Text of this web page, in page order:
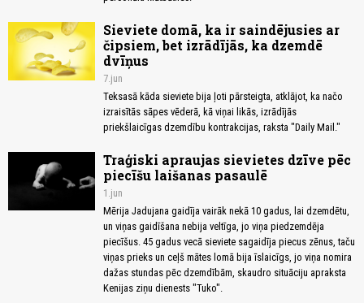
Sieviete domā, ka ir saindējusies ar
čipsiem, bet izrādījās, ka dzemdē
dvīņus
7.jun
Teksasā kāda sieviete bija ļoti pārsteigta, atklājot, ka načo
izraisītās sāpes vēderā, kā viņai likās, izrādījās
priekšlaicīgas dzemdību kontrakcijas, raksta "Daily Mail."
Traģiski apraujas sievietes dzīve pēc
piecīšu laišanas pasaulē
1.jun
Mērija Jadujana gaidīja vairāk nekā 10 gadus, lai dzemdētu,
un viņas gaidīšana nebija veltīga, jo viņa piedzemdēja
piecīšus. 45 gadus vecā sieviete sagaidīja piecus zēnus, taču
viņas prieks un ceļš mātes lomā bija īslaicīgs, jo viņa nomira
dažas stundas pēc dzemdībām, skaudro situāciju apraksta
Kenijas ziņu dienests "Tuko".